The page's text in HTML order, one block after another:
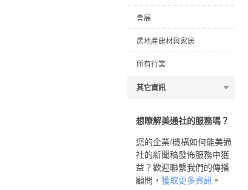
會展
房地產建材與家居
所有行業
其它資訊
想瞭解美通社的服務嗎？
您的企業/機構如何能美通
社的新聞稿發佈服務中獲
益？歡迎聯繫我們的傳播
顧問， 獲取更多資訊。